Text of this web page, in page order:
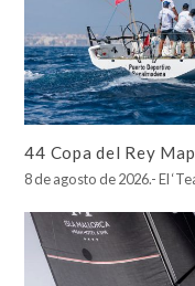
44 Copa del Rey
8 de agosto de 2026.- El